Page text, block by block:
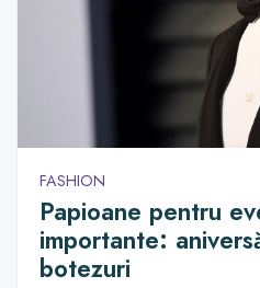
FASHION
Papioane pentru
importante:
botezuri